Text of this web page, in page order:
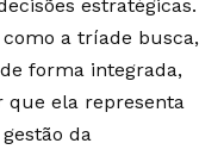
estratégicas.
a tríade busca,
forma integrada,
que ela representa
da